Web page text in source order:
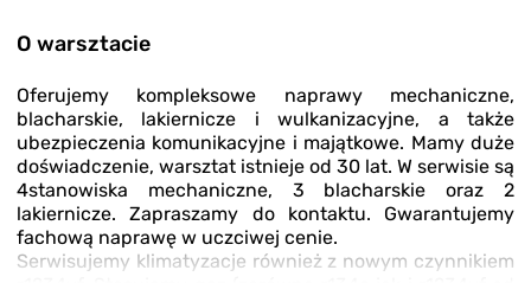
of
3
O warsztacie
Oferujemy kompleksowe naprawy mechaniczne,
blacharskie, lakiernicze i wulkanizacyjne, a także
ubezpieczenia komunikacyjne i majątkowe. Mamy duże
doświadczenie, warsztat istnieje od 30 lat. W serwisie są
4stanowiska mechaniczne, 3 blacharskie oraz 2
lakiernicze. Zapraszamy do kontaktu. Gwarantujemy
fachową naprawę w uczciwej cenie.
Serwisujemy klimatyzacje również z nowym czynnikiem